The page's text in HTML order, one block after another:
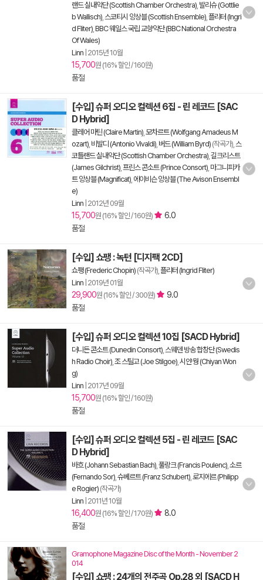
랜드 실내악단 (Scottish Chamber Orchestra) 발리슈 (Gottlie
b Wallisch) 스코티시 앙상블 (Scottish Ensemble) 플리터 (Ingri
d Fliter) BBC 웨일스 국립 교향악단 (BBC National Orchestra
Of Wales)
Linn 2015년 10월
15,700원 (16% 할인 / 160원)
품절
[수입] 슈퍼 오디오 컬렉션 6집 - 린 레코드 [SAC
D Hybrid]
클레어 마틴 (Claire Martin) 모차르트 (Wolfgang Amadeus M
ozart) 비발디 (Antonio Vivaldi) 버드 (William Byrd) (작곡가), 스
코틀랜드 실내악단 (Scottish Chamber Orchestra) 길크리스트
(James Gilchrist) 프린스 콘소트 (Prince Consort) 마그니피카
트 앙상블 (Magnificat) 에이비슨 앙상블 (The Avison Ensembl
e)
Linn 2012년 09월
15,700원 (16% 할인 / 160원)
6.0
품절
[수입] 쇼팽 : 녹턴 [디지팩 2CD]
쇼팽 (Frederic Chopin) (작곡가), 플리터 (Ingrid Fliter)
Linn 2019년 01월
29,900원 (16% 할인 / 300원)
9.0
품절
[수입] 슈퍼 오디오 컬렉션 10집 [SACD Hybrid]
더니든 콘소트 (Dunedin Consort) 스웨덴 방송 합창단 (Swedis
h Radio Choir) 조 스틸고 (Joe Stilgoe) 시얀 웡 (Chiyan Won
g)
Linn 2017년 09월
15,700원 (16% 할인 / 160원)
품절
[수입] 슈퍼 오디오 컬렉션 5집 - 린 레코드 [SAC
D Hybrid]
바흐 (Johann Sebastian Bach) 풀랑크 (Francis Poulenc) 소르
(Fernando Sor) 슈베르트 (Franz Schubert) 로지에르 (Philipp
e Rogier) (작곡가)
Linn 2011년 10월
16,400원 (16% 할인 / 170원)
8.0
품절
Gramophone Magazine Disc of the Month - November 2
014
[수입] 쇼팽 : 24개의 전주곡 Op.28 외 [SACD H